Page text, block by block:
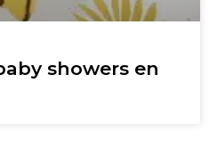
showers en